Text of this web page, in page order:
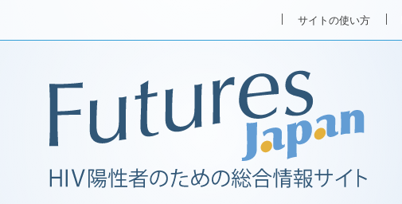
サイトの使い方